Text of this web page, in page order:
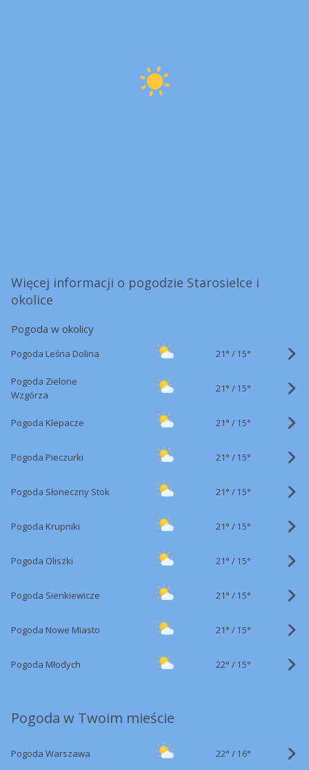
Więcej informacji o pogodzie Starosielce i
okolice
Pogoda w okolicy
Pogoda Leśna Dolina 21° / 15°
Pogoda Zielone
Wzgórza
21° / 15°
Pogoda Klepacze 21° / 15°
Pogoda Pieczurki 21° / 15°
Pogoda Słoneczny Stok 21° / 15°
Pogoda Krupniki 21° / 15°
Pogoda Oliszki 21° / 15°
Pogoda Sienkiewicze 21° / 15°
Pogoda Nowe Miasto 21° / 15°
Pogoda Młodych 22° / 15°
Pogoda w Twoim mieście
Pogoda Warszawa 22° / 16°